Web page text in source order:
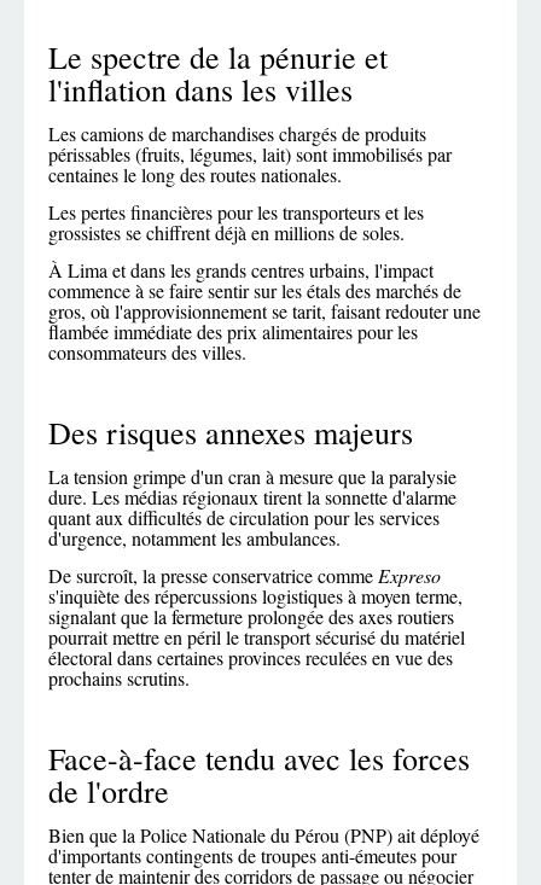
Le spectre de la pénurie et
l'inflation dans les villes
Les camions de marchandises chargés de produits
périssables (fruits, légumes, lait) sont immobilisés par
centaines le long des routes nationales.
Les pertes financières pour les transporteurs et les
grossistes se chiffrent déjà en millions de soles.
À Lima et dans les grands centres urbains, l'impact
commence à se faire sentir sur les étals des marchés de
gros, où l'approvisionnement se tarit, faisant redouter une
flambée immédiate des prix alimentaires pour les
consommateurs des villes.
Des risques annexes majeurs
La tension grimpe d'un cran à mesure que la paralysie
dure. Les médias régionaux tirent la sonnette d'alarme
quant aux difficultés de circulation pour les services
d'urgence, notamment les ambulances.
De surcroît, la presse conservatrice commeExpreso
s'inquiète des répercussions logistiques à moyen terme,
signalant que la fermeture prolongée des axes routiers
pourrait mettre en péril le transport sécurisé du matériel
électoral dans certaines provinces reculées en vue des
prochains scrutins.
Face-à-face tendu avec les forces
de l'ordre
Bien que la Police Nationale du Pérou (PNP) ait déployé
d'importants contingents de troupes anti-émeutes pour
tenter de maintenir des corridors de passage ou négocier